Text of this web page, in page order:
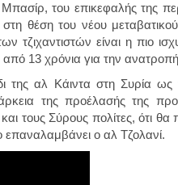
του επικεφαλής της
στη θέση του νέου
τζιχαντιστών είναι η πιο
13 χρόνια για την
της αλ Κάιντα στη Συρία ως
της προέλασής της
τους Σύρους πολίτες, ότι θα
ο αλ Τζολανί.